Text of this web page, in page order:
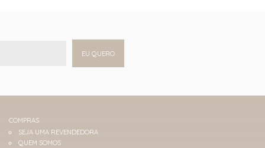
EU QUERO
COMPRAS
SEJA UMA REVENDEDORA
QUEM SOMOS